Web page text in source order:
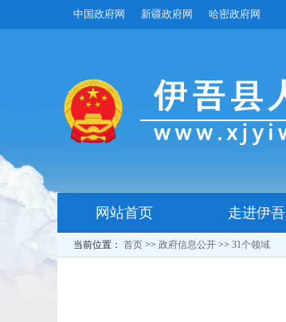
中国政府网 新疆政府网 哈密政府网
网站首页 走进伊吾
当前位置： 首页 >> 政府信息公开 >> 31个领域